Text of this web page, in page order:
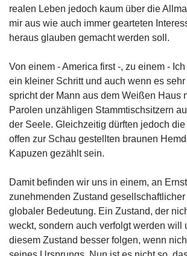
realen Leben jedoch kaum über die
mir aus wie auch immer gearteten
heraus glauben gemacht werden soll.
Von einem - America first -, zu einem -
ein kleiner Schritt und auch wenn es
spricht der Mann aus dem Weißen Haus
Parolen unzähligen Stammtischsitzern
der Seele. Gleichzeitig dürften jedoch
offen zur Schau gestellten braunen
Kapuzen gezählt sein.
Damit befinden wir uns in einem, an
zunehmenden Zustand
globaler Bedeutung. Ein Zustand, der
weckt, sondern auch verfolgt werden will
diesem Zustand besser folgen, wenn